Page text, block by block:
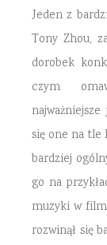
Jeden z
Tony Zhou,
dorobek
czym
się one na
bardziej
go na
muzyki w
rozwinął się